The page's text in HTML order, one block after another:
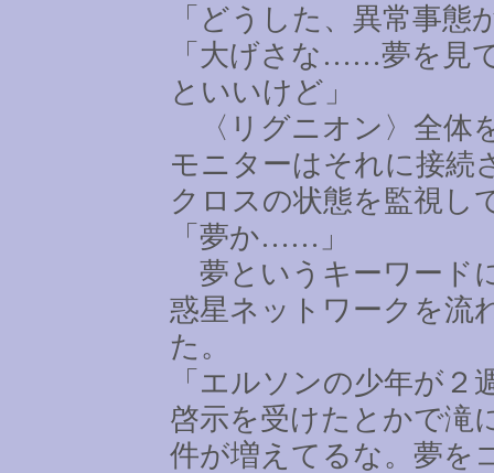
「どうした、異常事態
「大げさな ……夢を見
といいけど」
〈リグニオン〉全体
モニターはそれに接続
クロスの状態を監視し
「夢か…… 」
夢というキーワード
惑星ネットワークを流
た。
「エルソンの少年が
啓示を受けたとかで滝
件が増えてるな。夢を